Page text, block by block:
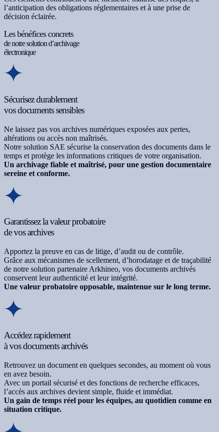
l’anticipation des obligations réglementaires et à une prise de
décision éclairée.
Les bénéfices concrets
de notre solution d’archivage
électronique
Sécurisez durablement
vos documents sensibles
Ne laissez pas vos archives numériques exposées aux pertes,
altérations ou accès non maîtrisés.
Notre solution SAE sécurise la conservation des documents dans le
temps et protège les informations critiques de votre organisation.
Un archivage fiable et maîtrisé, pour une gestion documentaire
sereine et conforme.
Garantissez la valeur probatoire
de vos archives
Apportez la preuve en cas de litige, d’audit ou de contrôle.
Grâce aux mécanismes de scellement, d’horodatage et de traçabilité
de notre solution partenaire Arkhineo, vos documents archivés
conservent leur authenticité et leur intégrité.
Une valeur probatoire opposable, maintenue sur le long terme.
Accédez rapidement
à vos documents archivés
Retrouvez un document en quelques secondes, au moment où vous
en avez besoin.
Avec un portail sécurisé et des fonctions de recherche efficaces,
l’accès aux archives devient simple, fluide et immédiat.
Un gain de temps réel pour les équipes, au quotidien comme en
situation critique.